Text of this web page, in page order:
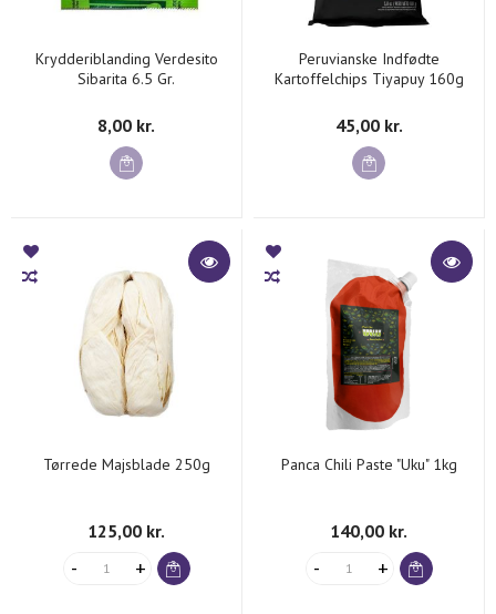
Krydderiblanding Verdesito
Sibarita 6.5 Gr.
8,00 kr.
Peruvianske Indfødte
Kartoffelchips Tiyapuy 160g
45,00 kr.
Tørrede Majsblade 250g
125,00 kr.
Panca Chili Paste "Uku" 1kg
140,00 kr.